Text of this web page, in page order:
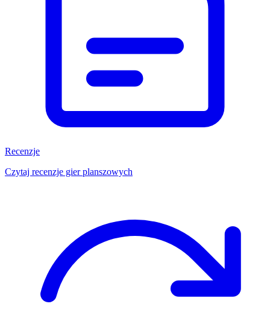
Recenzje
Czytaj recenzje gier planszowych